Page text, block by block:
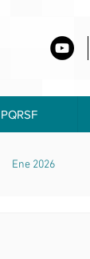
PQRSF
Ene 2026